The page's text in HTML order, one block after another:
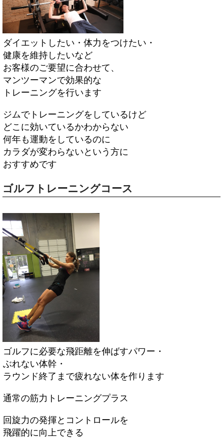
ダイエットしたい・体力をつけたい・
健康を維持したいなど
お客様のご要望に合わせて、
マンツーマンで効果的な
トレーニングを行います
ジムでトレーニングをしているけど
どこに効いているかわからない
何年も運動をしているのに
カラダが変わらないという方に
おすすめです
ゴルフトレーニングコース
ゴルフに必要な飛距離を伸ばすパワー・
ぶれない体幹・
ラウンド終了まで疲れない体を作ります
通常の筋力トレーニングプラス
回旋力の発揮とコントロールを
飛躍的に向上できる